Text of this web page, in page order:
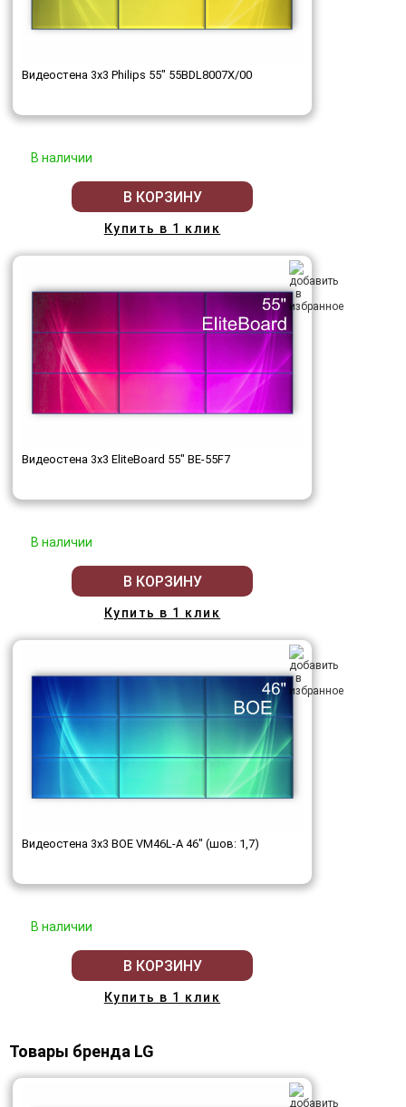
Видеостена 3x3 Philips 55" 55BDL8007X/00
В наличии
В КОРЗИНУ
Купить в 1 клик
Видеостена 3x3 EliteBoard 55" BE-55F7
В наличии
В КОРЗИНУ
Купить в 1 клик
Видеостена 3x3 BOE VM46L-A 46" (шов: 1,7)
В наличии
В КОРЗИНУ
Купить в 1 клик
Товары бренда LG